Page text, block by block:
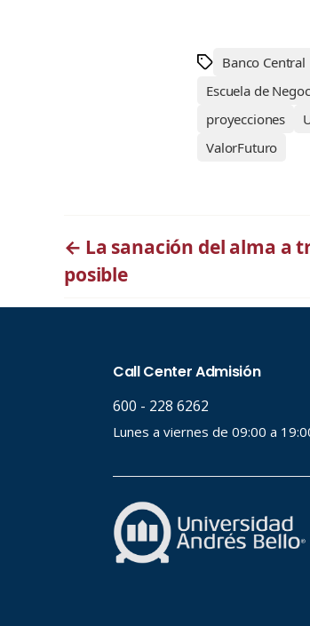
Banco Central
Escuela de
proyecciones
ValorFuturo
← La sanación del alma a
posible